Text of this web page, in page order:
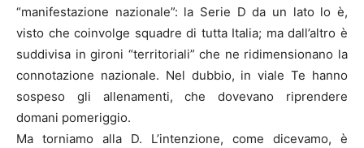
“manifestazione nazionale”: la Serie D da un lato lo è,
visto che coinvolge squadre di tutta Italia; ma dall’altro è
suddivisa in gironi “territoriali” che ne ridimensionano la
connotazione nazionale. Nel dubbio, in viale Te hanno
sospeso gli allenamenti, che dovevano riprendere
domani pomeriggio.
Ma torniamo alla D. L’intenzione, come dicevamo, è